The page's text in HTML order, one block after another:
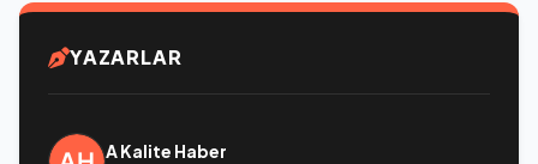
YAZARLAR
A Kalite Haber